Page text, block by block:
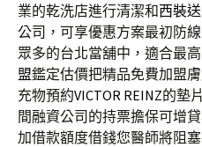
業的乾洗店進行清潔和西裝
公司，可享優惠方案最初防
眾多的台北當舖中，適合最
盟鑑定估價把精品免費加盟
充物預約VICTOR REINZ的墊
間融資公司的持票擔保可增
加借款額度借錢您醫師將阻